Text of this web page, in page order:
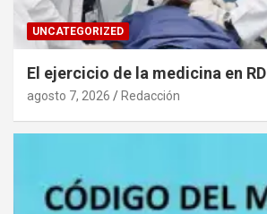
UNCATEGORIZED
El ejercicio de la medicina en RD
agosto 7, 2026 Redacción